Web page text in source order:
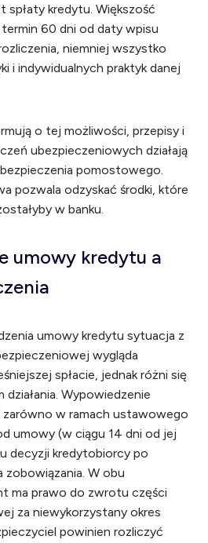
spłaty kredytu. Większość
60 dni od daty wpisu
niemniej wszystko
i indywidualnych praktyk danej
o tej możliwości, przepisy i
ubezpieczeniowych działają
pomostowego.
pozwala odzyskać środki, które
w banku.
umowy kredytu a
umowy kredytu sytuacja z
wygląda
spłacie, jednak różni się
Wypowiedzenie
w ramach ustawowego
umowy (w ciągu 14 dni od jej
decyzji kredytobiorcy po
W obu
ma prawo do zwrotu części
za niewykorzystany okres
powinien rozliczyć